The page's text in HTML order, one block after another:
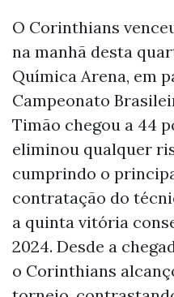
O Corinthians
na manhã desta
Química Arena, em
Campeonato
Timão chegou a 44
eliminou qualquer
cumprindo o
contratação do
a quinta vitória
2024. Desde a
o Corinthians